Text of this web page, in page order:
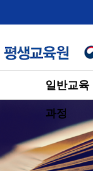
일반교육
과정